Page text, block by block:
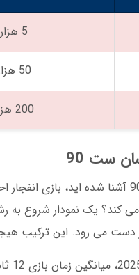
5 هزار
50 هزار
200 هزار
ست 90
کند؟ یک نمودار شروع به
می رود. این ترکیب